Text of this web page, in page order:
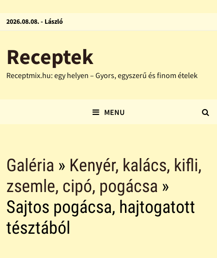
2026.08.08. - László
Receptek
Receptmix.hu: egy helyen – Gyors, egyszerű és finom ételek
MENU
Galéria » Kenyér, kalács, kifli,
zsemle, cipó, pogácsa »
Sajtos pogácsa, hajtogatott
tésztából